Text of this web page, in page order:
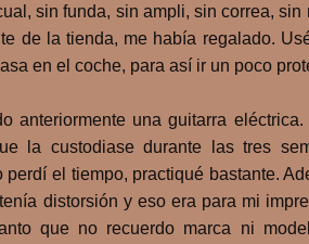
sin funda, sin ampli, sin correa,
de la tienda, me había regalado.
en el coche, para así ir un poco
anteriormente una guitarra
la custodiase durante las tres
perdí el tiempo, practiqué bastante.
distorsión y eso era para mi
que no recuerdo marca ni